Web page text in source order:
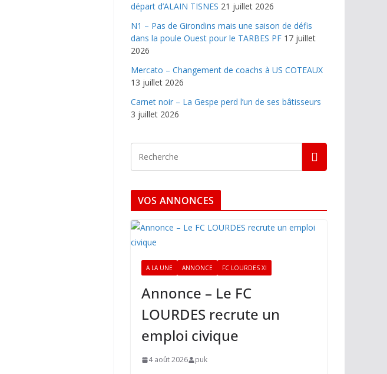
départ d’ALAIN TISNES 21 juillet 2026
N1 – Pas de Girondins mais une saison de défis
dans la poule Ouest pour le TARBES PF 17 juillet
2026
Mercato – Changement de coachs à US COTEAUX
13 juillet 2026
Carnet noir – La Gespe perd l’un de ses bâtisseurs
3 juillet 2026
VOS ANNONCES
A LA UNE ANNONCE FC LOURDES XI
Annonce – Le FC
LOURDES recrute un
emploi civique
4 août 2026 puk